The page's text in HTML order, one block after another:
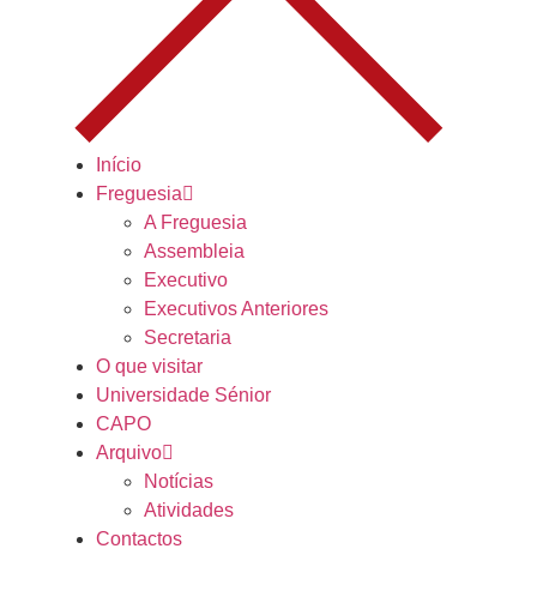
Início
Freguesia
A Freguesia
Assembleia
Executivo
Executivos Anteriores
Secretaria
O que visitar
Universidade Sénior
CAPO
Arquivo
Notícias
Atividades
Contactos